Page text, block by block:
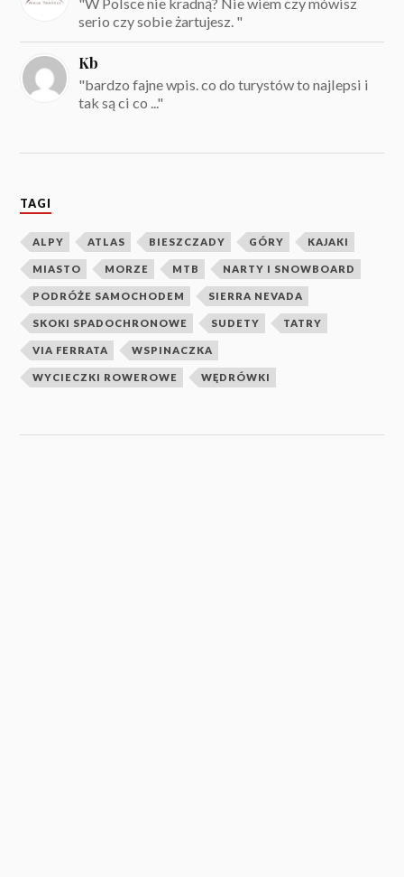
serio czy sobie żartujesz. "
Kb
"bardzo fajne wpis. co do turystów to najlepsi i
tak są ci co ..."
TAGI
ALPY ATLAS BIESZCZADY GÓRY KAJAKI
MIASTO MORZE MTB NARTY I SNOWBOARD
PODRÓŻE SAMOCHODEM SIERRA NEVADA
SKOKI SPADOCHRONOWE SUDETY TATRY
VIA FERRATA WSPINACZKA
WYCIECZKI ROWEROWE WĘDRÓWKI